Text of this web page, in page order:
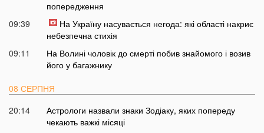
попередження
09:39
На Україну насувається негода: які області накриє
небезпечна стихія
09:11
На Волині чоловік до смерті побив знайомого і возив
його у багажнику
08 СЕРПНЯ
20:14
Астрологи назвали знаки Зодіаку, яких попереду
чекають важкі місяці